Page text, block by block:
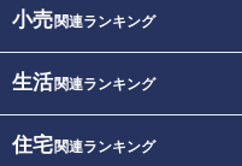
小売関連ランキング
生活関連ランキング
住宅関連ランキング